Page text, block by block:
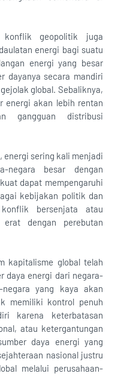
geopolitik juga
energi bagi suatu
energi yang besar
dayanya secara mandiri
global. Sebaliknya,
energi akan lebih rentan
gangguan distribusi
energi sering kali menjadi
negara besar dengan
dapat mempengaruhi
kebijakan politik dan
bersenjata atau
dengan perebutan
kapitalisme global telah
daya energi dari negara-
yang kaya akan
memiliki kontrol penuh
karena keterbatasan
atau ketergantungan
daya energi yang
nasional justru
melalui perusahaan-